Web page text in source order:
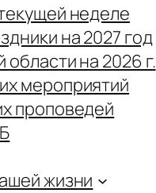
неделе
на 2027 год
на 2026 г.
мероприятий
проповедей
жизни